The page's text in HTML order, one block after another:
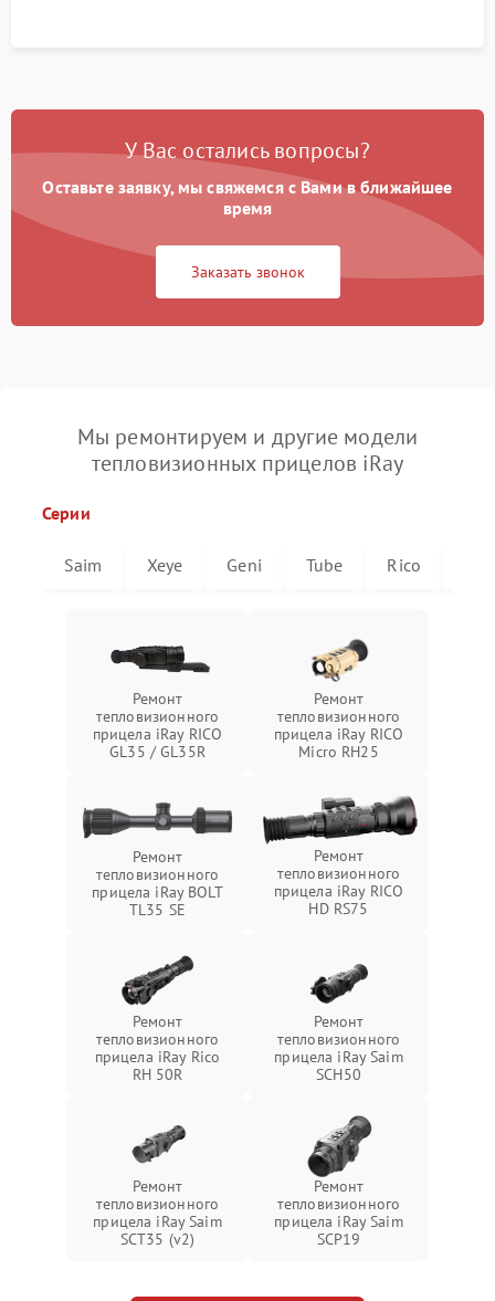
У Вас остались вопросы?
Оставьте заявку, мы свяжемся с Вами в ближайшее
время
Заказать звонок
Мы ремонтируем и другие модели
тепловизионных прицелов iRay
Серии
Saim Xeye Geni Tube Rico
Ремонт
тепловизионного
прицела iRay RICO
GL35 / GL35R
Ремонт
тепловизионного
прицела iRay RICO
Micro RH25
Ремонт
тепловизионного
прицела iRay BOLT
TL35 SE
Ремонт
тепловизионного
прицела iRay RICO
HD RS75
Ремонт
тепловизионного
прицела iRay Rico
RH 50R
Ремонт
тепловизионного
прицела iRay Saim
SCH50
Ремонт
тепловизионного
прицела iRay Saim
SCT35 (v2)
Ремонт
тепловизионного
прицела iRay Saim
SCP19